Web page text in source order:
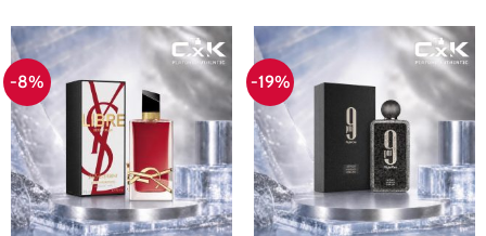
đến
2.500.000 ₫
đến
-8% -19%